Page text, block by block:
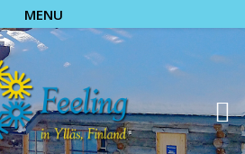
MENU